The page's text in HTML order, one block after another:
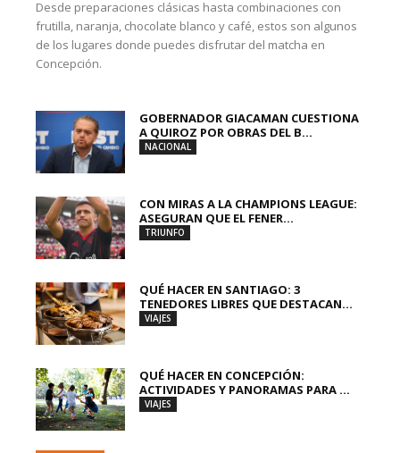
Desde preparaciones clásicas hasta combinaciones con
frutilla, naranja, chocolate blanco y café, estos son algunos
de los lugares donde puedes disfrutar del matcha en
Concepción.
GOBERNADOR GIACAMAN CUESTIONA
A QUIROZ POR OBRAS DEL B...
NACIONAL
CON MIRAS A LA CHAMPIONS LEAGUE:
ASEGURAN QUE EL FENER...
TRIUNFO
QUÉ HACER EN SANTIAGO: 3
TENEDORES LIBRES QUE DESTACAN...
VIAJES
QUÉ HACER EN CONCEPCIÓN:
ACTIVIDADES Y PANORAMAS PARA ...
VIAJES